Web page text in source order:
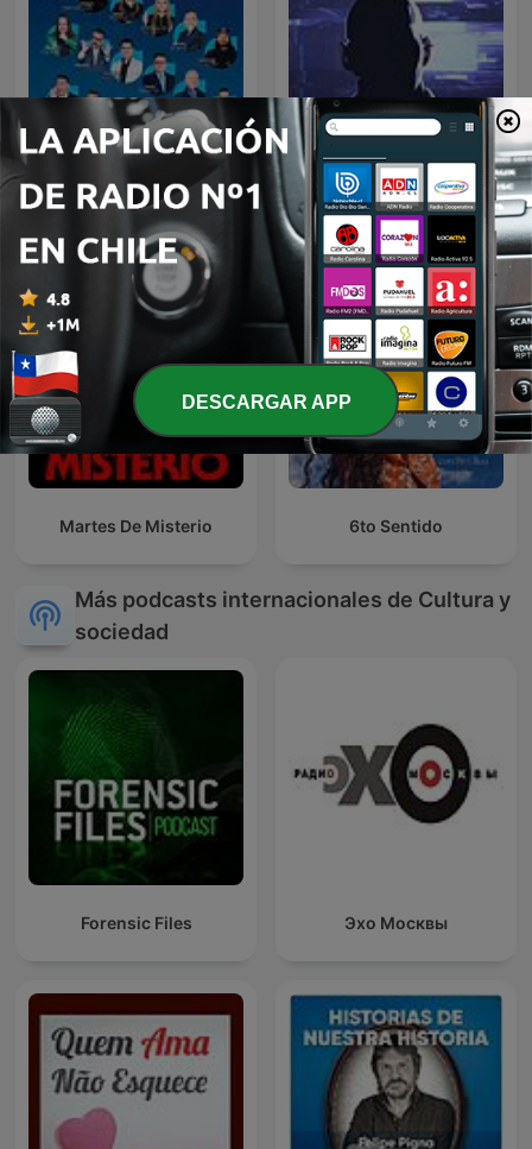
Humor Voz Populi BLU
Oculto tras la sombra
Juan Jesús Vallejo
Martes De Misterio 6to Sentido
Más podcasts internacionales de Cultura y
sociedad
Forensic Files Эхо Москвы
DESCARGAR APP